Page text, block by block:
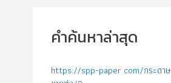
คำค้นหาล่าสุด
https://spp-paper com/กระดาษ